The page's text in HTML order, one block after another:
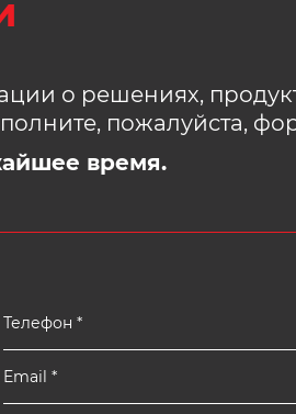
о решениях,
пожалуйста,
время.